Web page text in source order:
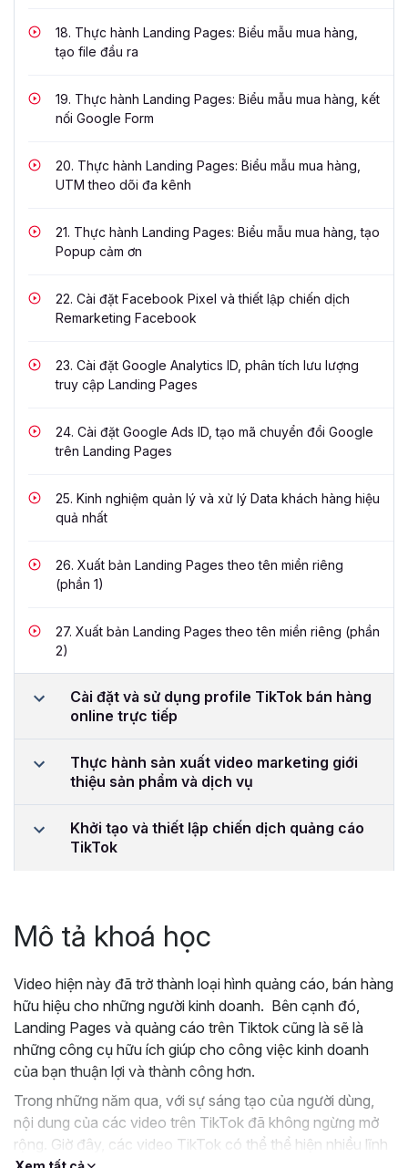
18. Thực hành Landing Pages: Biểu mẫu mua hàng,
tạo file đầu ra
19. Thực hành Landing Pages: Biểu mẫu mua hàng, kết
nối Google Form
20. Thực hành Landing Pages: Biểu mẫu mua hàng,
UTM theo dõi đa kênh
21. Thực hành Landing Pages: Biểu mẫu mua hàng, tạo
Popup cảm ơn
22. Cài đặt Facebook Pixel và thiết lập chiến dịch
Remarketing Facebook
23. Cài đặt Google Analytics ID, phân tích lưu lượng
truy cập Landing Pages
24. Cài đặt Google Ads ID, tạo mã chuyển đổi Google
trên Landing Pages
25. Kinh nghiệm quản lý và xử lý Data khách hàng hiệu
quả nhất
26. Xuất bản Landing Pages theo tên miền riêng
(phần 1)
27. Xuất bản Landing Pages theo tên miền riêng (phần
2)
Cài đặt và sử dụng profile TikTok bán hàng
online trực tiếp
Thực hành sản xuất video marketing giới
thiệu sản phẩm và dịch vụ
Khởi tạo và thiết lập chiến dịch quảng cáo
TikTok
Mô tả khoá học
Video hiện này đã trở thành loại hình quảng cáo, bán hàng
hữu hiệu cho những người kinh doanh. Bên cạnh đó,
Landing Pages và quảng cáo trên Tiktok cũng là sẽ là
những công cụ hữu ích giúp cho công việc kinh doanh
của bạn thuận lợi và thành công hơn.
Trong những năm qua, với sự sáng tạo của người dùng,
nội dung của các video trên TikTok đã không ngừng mở
rộng. Giờ đây, các video TikTok có thể thể hiện nhiều lĩnh